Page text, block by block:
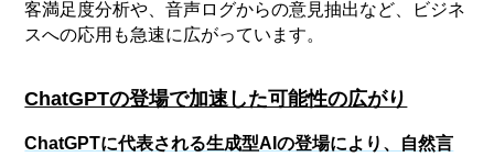
客満足度分析や、音声ログからの意見抽出など、ビジネ
スへの応用も急速に広がっています。
ChatGPTの登場で加速した可能性の広がり
ChatGPTに代表される生成型AIの登場により、自然言